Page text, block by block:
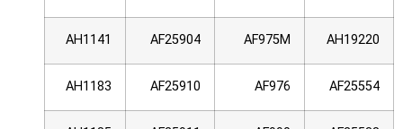
AH19220
AF975M
AF25904
AH1141
AF25554
AF976
AF25910
AH1183